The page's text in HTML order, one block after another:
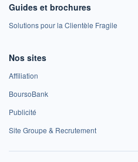
Guides et brochures
Solutions pour la Clientèle Fragile
Nos sites
Affiliation
BoursoBank
Publicité
Site Groupe & Recrutement